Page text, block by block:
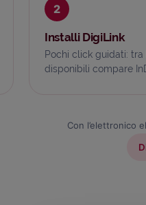
2
Installi DigiLink
Pochi click guidati:
disponibili compare
Con l’elettronico